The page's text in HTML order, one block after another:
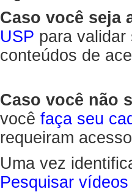
Caso você seja
USP para
conteúdos de
Caso você não
você faça seu
requeiram
Uma vez
Pesquisar vídeos